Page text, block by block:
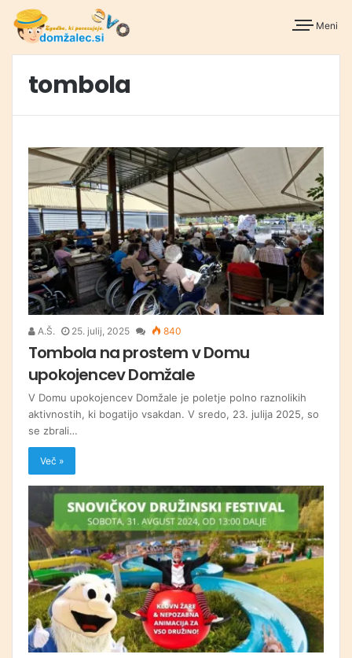
Meni
tombola
A.Š. 25. julij, 2025 840
Tombola na prostem v Domu
upokojencev Domžale
V Domu upokojencev Domžale je poletje polno raznolikih
aktivnostih, ki bogatijo vsakdan. V sredo, 23. julija 2025, so
se zbrali…
Več »